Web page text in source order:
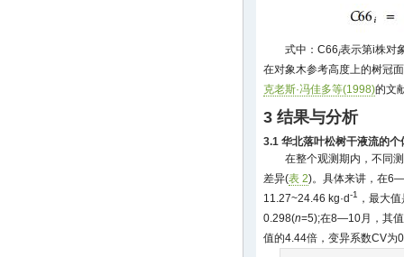
式中：C66i表示第i株对
在对象木参考高度上的树冠
克老斯·冯佳多等(1998)的文
3 结果与分析
3.1 华北落叶松树干液流的
在整个观测期内，不同
差异(表 2)。具体来讲，在
11.27~24.46 kg·d-1
，最大
0.298(n=5);在8—10月，其
值的4.44倍，变异系数CV为